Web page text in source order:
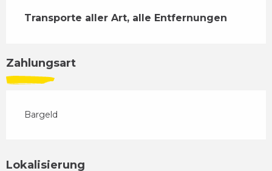
Transporte aller Art, alle Entfernungen
Zahlungsart
Bargeld
Lokalisierung